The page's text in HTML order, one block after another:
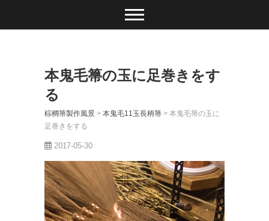
本鬼毛箒の玉に足巻きをす
る
棕櫚箒製作風景 > 本鬼毛11玉長柄箒 > 本鬼毛箒の玉に
足巻きをする
2017-05-30